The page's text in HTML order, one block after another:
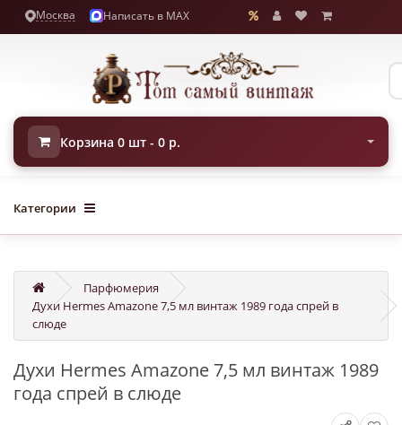
Москва Написать в MAX
Корзина 0 шт - 0 р.
Категории
Парфюмерия
Духи Hermes Amazone 7,5 мл винтаж 1989 года спрей в
слюде
Духи Hermes Amazone 7,5 мл винтаж 1989
года спрей в слюде